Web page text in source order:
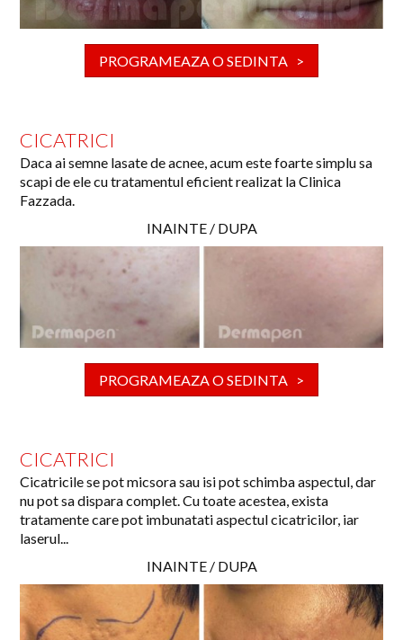
PROGRAMEAZA O SEDINTA >
CICATRICI
Daca ai semne lasate de acnee, acum este foarte simplu sa
scapi de ele cu tratamentul eficient realizat la Clinica
Fazzada.
INAINTE / DUPA
PROGRAMEAZA O SEDINTA >
CICATRICI
Cicatricile se pot micsora sau isi pot schimba aspectul, dar
nu pot sa dispara complet. Cu toate acestea, exista
tratamente care pot imbunatati aspectul cicatricilor, iar
laserul...
INAINTE / DUPA